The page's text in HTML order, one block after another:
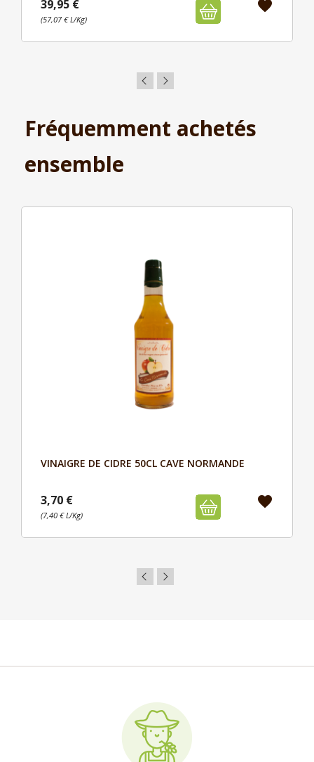
39,95 €
(57,07 € L/Kg)
favorite
Fréquemment achetés
ensemble
Aperçu
VINAIGRE DE CIDRE 50CL CAVE NORMANDE
3,70 €
(7,40 € L/Kg)
favorite